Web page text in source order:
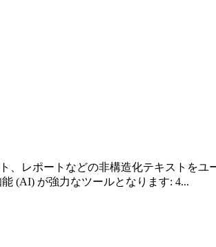
レポートなどの非構造化テキストをユ
(AI) が強力なツールとなります: 4...